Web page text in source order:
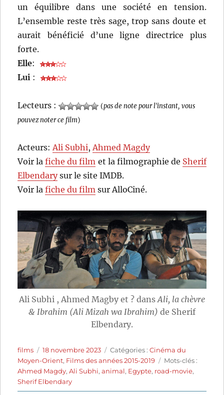
un équilibre dans une société en tension.
L’ensemble reste très sage, trop sans doute et
aurait bénéficié d’une ligne directrice plus
forte.
Elle:
Lui :
Lecteurs : (pas de note pour l'instant, vous
pouvez noter ce film)
Acteurs:Ali Subhi,Ahmed Magdy
Voir lafiche du film et la filmographie de Sherif
Elbendarysur le site IMDB.
Voir lafiche du film sur AlloCiné.
Ali Subhi , Ahmed Magby et ? dansAli, la chèvre
& Ibrahim (Ali Mizah wa Ibrahim) de Sherif
Elbendary.
Auteur
films
Publié
le
18 novembre 2023 Catégories
Catégories :Cinéma du
Moyen-Orient, Films des années 2015-2019 Étiquettes
Mots-clés :
Ahmed Magdy,Ali Subhi,animal, Egypte, road-movie,
Sherif Elbendary